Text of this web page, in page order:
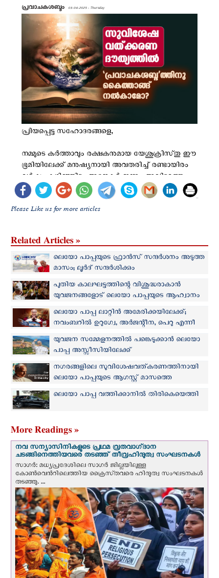
Please Like us for more articles
Related Articles »
ലെയോ പാപ്പയുടെ ഫ്രാന്‍സ് സന്ദര്‍ശനം അടുത്ത
മാസം; ലൂര്‍ദ് സന്ദര്‍ശിക്കും
പുതിയ കാലഘട്ടത്തിന്റെ വിശുദ്ധരാകാന്‍
യുവജനങ്ങളോട് ലെയോ പാപ്പയുടെ ആഹ്വാനം
ലെയോ പാപ്പ ലാറ്റിൻ അമേരിക്കയിലേക്ക്;
നവംബറില്‍ ഉറുഗ്വേ, അർജന്റീന, പെറു എന്നീ
രാജ്യങ്ങള്‍ സന്ദര്‍ശിക്കും
യുവജന സമ്മേളനത്തില്‍ പങ്കെടുക്കാന്‍ ലെയോ
പാപ്പ അസ്സീസിയിലേക്ക്
നഗരങ്ങളിലെ സുവിശേഷവത്കരണത്തിനായി
ലെയോ പാപ്പയുടെ ആഗസ്റ്റ് മാസത്തെ
പ്രാര്‍ത്ഥനാനിയോഗം
ലെയോ പാപ്പ വത്തിക്കാനിൽ തിരികെയെത്തി
More Readings »
നവ സന്യാസിനികളുടെ പ്രഥമ വ്രതവാഗ്‌ദാന
ചടങ്ങിനെത്തിയവരെ തടഞ്ഞ് തീവ്രഹിന്ദുത്വ സംഘടനകള്‍
സാഗർ: മധ്യപ്രദേശിലെ സാഗർ ജില്ലയിലുള്ള
കോൺവെന്‍റിലെത്തിയ ക്രൈസ്‌തവരെ ഹിന്ദുത്വ സംഘടനകൾ
തടഞ്ഞു. ...